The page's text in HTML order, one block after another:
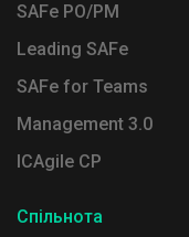
SAFe PO/PM
Leading SAFe
SAFe for Teams
Management 3.0
ICAgile CP
Спільнота